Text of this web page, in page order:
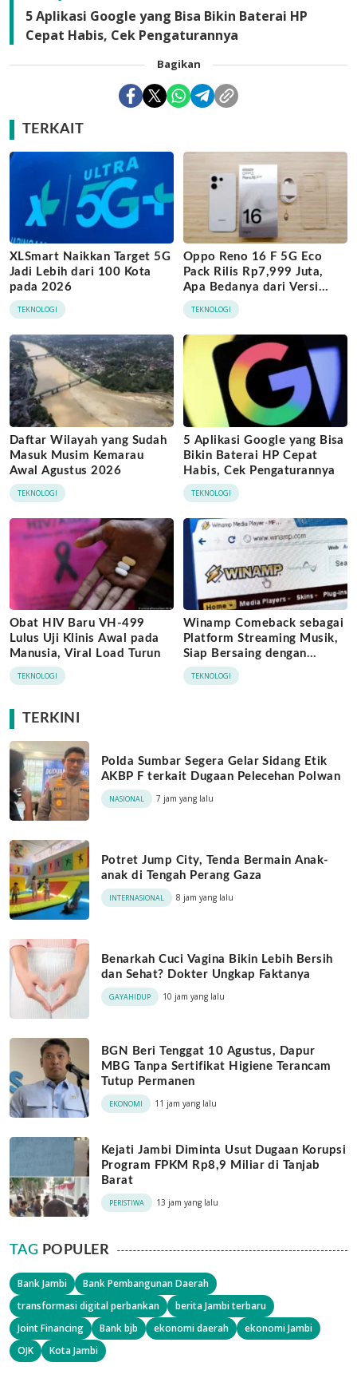
5 Aplikasi Google yang Bisa Bikin Baterai HP
Cepat Habis, Cek Pengaturannya
Bagikan
TERKAIT
XLSmart Naikkan Target 5G
Jadi Lebih dari 100 Kota
pada 2026
TEKNOLOGI
Oppo Reno 16 F 5G Eco
Pack Rilis Rp7,999 Juta,
Apa Bedanya dari Versi
Biasa?
TEKNOLOGI
Daftar Wilayah yang Sudah
Masuk Musim Kemarau
Awal Agustus 2026
TEKNOLOGI
5 Aplikasi Google yang Bisa
Bikin Baterai HP Cepat
Habis, Cek Pengaturannya
TEKNOLOGI
Obat HIV Baru VH-499
Lulus Uji Klinis Awal pada
Manusia, Viral Load Turun
TEKNOLOGI
Winamp Comeback sebagai
Platform Streaming Musik,
Siap Bersaing dengan
Spotify hingga Deezer
TEKNOLOGI
TERKINI
Polda Sumbar Segera Gelar Sidang Etik
AKBP F terkait Dugaan Pelecehan Polwan
NASIONAL 7 jam yang lalu
Potret Jump City, Tenda Bermain Anak-
anak di Tengah Perang Gaza
INTERNASIONAL 8 jam yang lalu
Benarkah Cuci Vagina Bikin Lebih Bersih
dan Sehat? Dokter Ungkap Faktanya
GAYAHIDUP 10 jam yang lalu
BGN Beri Tenggat 10 Agustus, Dapur
MBG Tanpa Sertifikat Higiene Terancam
Tutup Permanen
EKONOMI 11 jam yang lalu
Kejati Jambi Diminta Usut Dugaan Korupsi
Program FPKM Rp8,9 Miliar di Tanjab
Barat
PERISTIWA 13 jam yang lalu
TAG POPULER
Bank Jambi
Bank Pembangunan Daerah
transformasi digital perbankan
berita Jambi terbaru
Joint Financing
Bank bjb ekonomi daerah
ekonomi Jambi
OJK
Kota Jambi